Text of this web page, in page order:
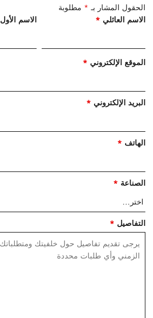
الحقول المشار بـ * مطلوبة
الاسم الأول
الاسم العائلي *
الموقع الإلكتروني *
البريد الإلكتروني *
الهاتف *
الصناعة *
التفاصيل *